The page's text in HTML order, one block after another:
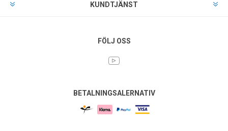
KUNDTJÄNST
FÖLJ OSS
BETALNINGSALERNATIV